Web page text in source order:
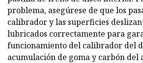
problema, asegúrese de que los
calibrador y las superficies
lubricados correctamente para
funcionamiento del calibrador del
acumulación de goma y carbón del